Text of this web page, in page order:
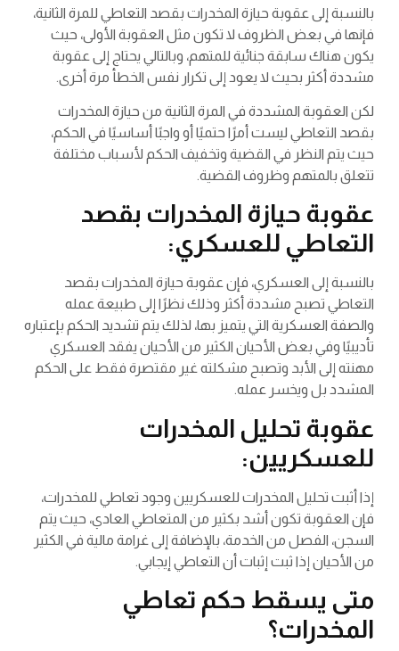
بالنسبة إلى عقوبة حيازة المخدرات بقصد التعاطي للمرة الثانية،
فإنها في بعض الظروف لا تكون مثل العقوبة الأولى، حيث
يكون هناك سابقة جنائية للمتهم، وبالتالي يحتاج إلى عقوبة
مشددة أكثر بحيث لا يعود إلى تكرار نفس الخطأ مرة أخرى.
لكن العقوبة المشددة في المرة الثانية من حيازة المخدرات
بقصد التعاطي ليست أمرًا حتميًا أو واجبًا أساسيًا في الحكم،
حيث يتم النظر في القضية وتخفيف الحكم لأسباب مختلفة
تتعلق بالمتهم وظروف القضية.
عقوبة حيازة المخدرات بقصد
التعاطي للعسكري:
بالنسبة إلى العسكري، فإن عقوبة حيازة المخدرات بقصد
التعاطي تصبح مشددة أكثر وذلك نظرًا إلى طبيعة عمله
والصفة العسكرية التي يتميز بها، لذلك يتم تشديد الحكم بإعتباره
تأديبيًا وفي بعض الأحيان الكثير من الأحيان يفقد العسكري
مهنته إلى الأبد وتصبح مشكلته غير مقتصرة فقط على الحكم
المشدد بل ويخسر عمله.
عقوبة تحليل المخدرات
للعسكريين:
إذا أثبت تحليل المخدرات للعسكريين وجود تعاطي للمخدرات،
فإن العقوبة تكون أشد بكثير من المتعاطي العادي، حيث يتم
السجن، الفصل من الخدمة، بالإضافة إلى غرامة مالية في الكثير
من الأحيان إذا ثبت إثبات أن التعاطي إيجابي.
متى يسقط حكم تعاطي
المخدرات؟